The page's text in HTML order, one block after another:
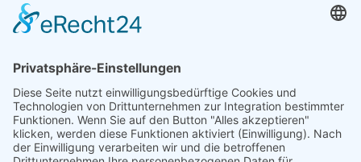
Telefon: +49 (0) 228 / 26 19 95 70
NEWSLETTER ABONNIEREN